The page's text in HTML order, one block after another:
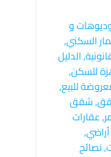
و
السكني,
,الدليل
للسكن,
للبيع,
,شقق
,عقارات
,
,نصائح